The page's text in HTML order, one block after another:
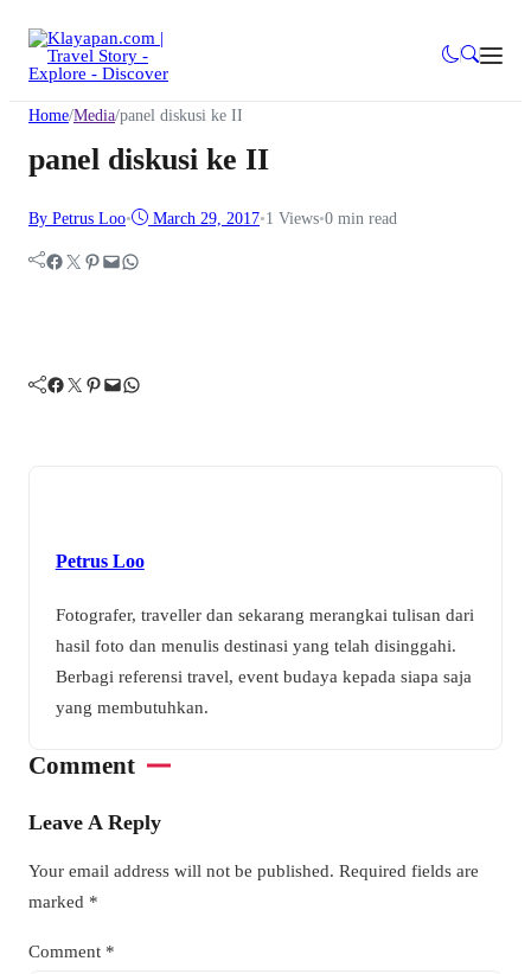
Home/Media/panel diskusi ke II
panel diskusi ke II
By Petrus Loo• March 29, 2017•1 Views•0 min read
Facebook Twitter Pinterest Mail WhatsApp
Facebook Twitter Pinterest Mail WhatsApp
Petrus Loo
Fotografer, traveller dan sekarang merangkai tulisan dari
hasil foto dan menulis destinasi yang telah disinggahi.
Berbagi referensi travel, event budaya kepada siapa saja
yang membutuhkan.
Comment
Leave A Reply
Your email address will not be published. Required fields are
marked *
Comment *